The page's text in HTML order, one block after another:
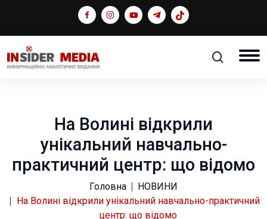
На Волині відкрили
унікальний навчально-
практичний центр: що відомо
Головна
НОВИНИ
На Волині відкрили унікальний навчально-практичний
центр: що відомо